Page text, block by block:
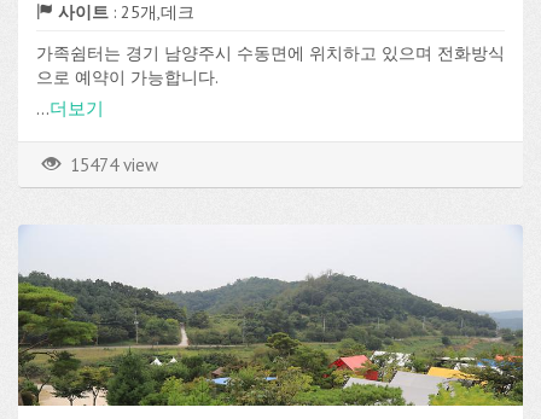
사이트 : 25개,데크
가족쉼터는 경기 남양주시 수동면에 위치하고 있으며 전화방식
으로 예약이 가능합니다.
데크 사이트가 총 25개로 구성되어 있고, 전기 등의 편의시설을
...더보기
15474 view